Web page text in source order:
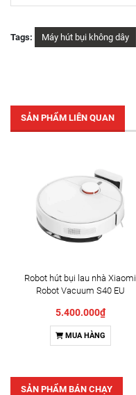
Tags: Máy hút bụi không dây
SẢN PHẨM LIÊN QUAN
Robot hút bụi lau nhà Xiaomi
Robot Vacuum S40 EU
5.400.000₫
MUA HÀNG
SẢN PHẨM BÁN CHẠY